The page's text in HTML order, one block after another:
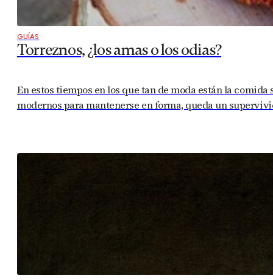
GUÍAS
Torreznos, ¿los amas o los odias?
En estos tiempos en los que tan de moda están la
modernos para mantenerse en forma, queda un